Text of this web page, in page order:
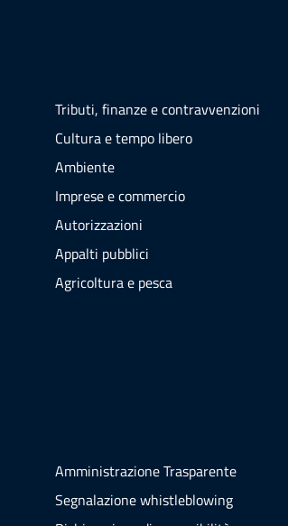
Tributi, finanze e contravvenzioni
Cultura e tempo libero
Ambiente
Imprese e commercio
Autorizzazioni
Appalti pubblici
Agricoltura e pesca
Amministrazione Trasparente
Segnalazione whistleblowing